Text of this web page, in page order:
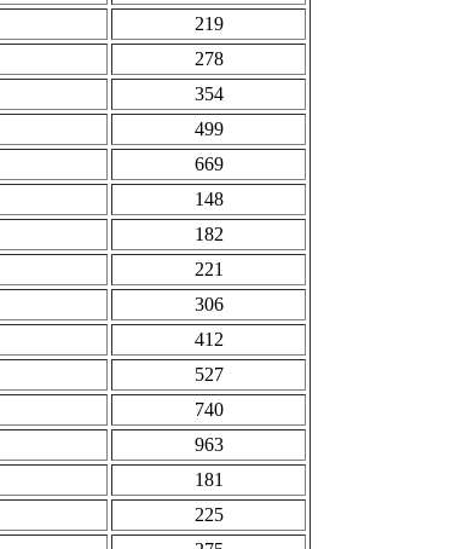
219
278
354
499
669
148
182
221
306
412
527
740
963
181
225